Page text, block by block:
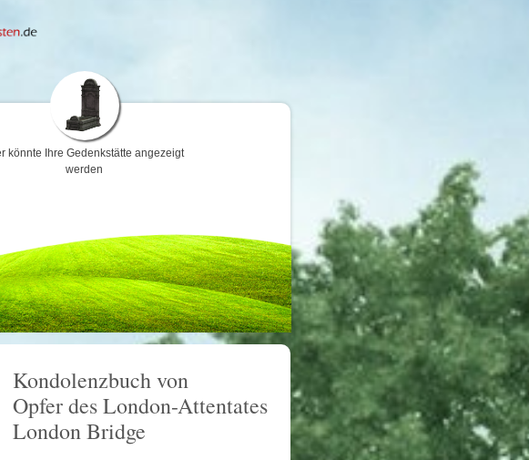
könnte Ihre Gedenkstätte angezeigt
werden
Kondolenzbuch von
Opfer des London-Attentates
London Bridge